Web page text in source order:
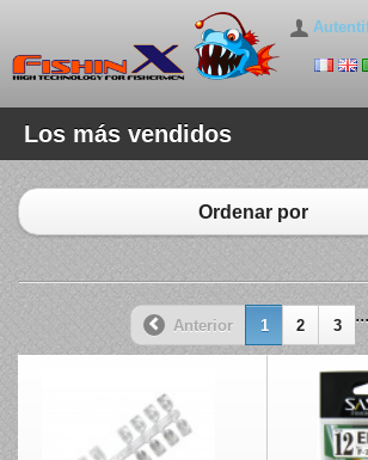
Los más vendidos
Ordenar por
Anterior 1 2 3
...